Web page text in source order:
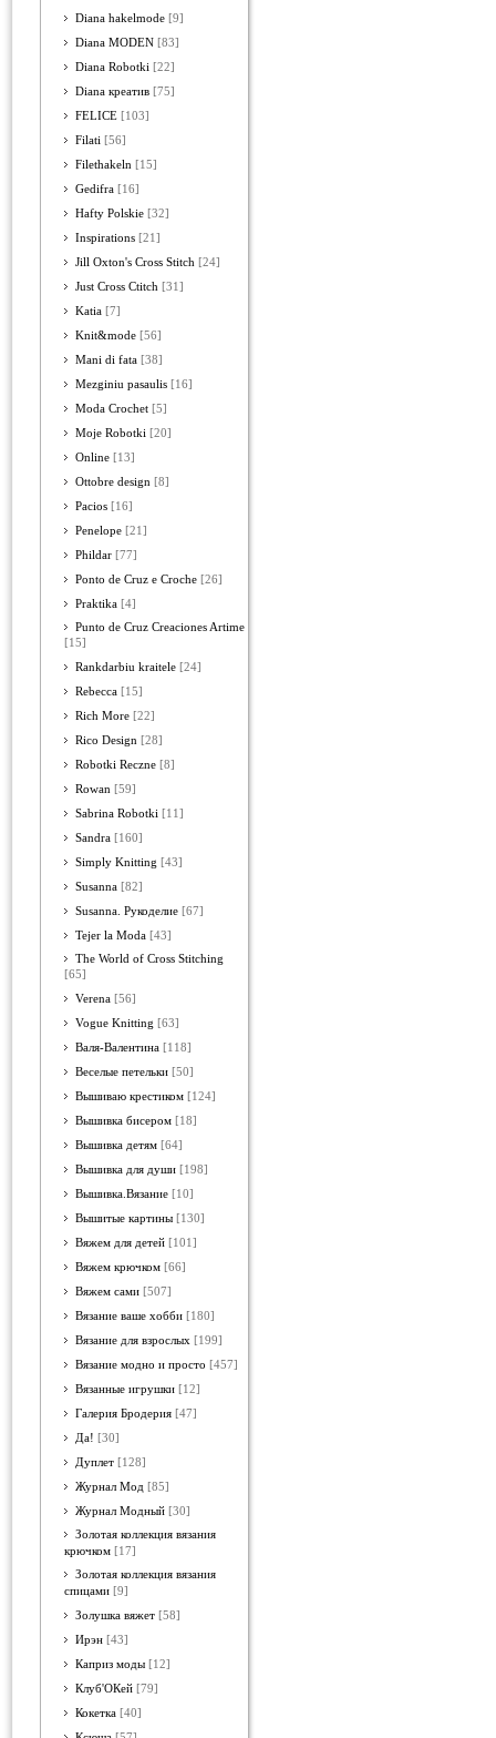
Diana hakelmode [9]
Diana MODEN [83]
Diana Robotki [22]
Diana креатив [75]
FELICE [103]
Filati [56]
Filethakeln [15]
Gedifra [16]
Hafty Polskie [32]
Inspirations [21]
Jill Oxton's Cross Stitch [24]
Just Cross Ctitch [31]
Katia [7]
Knit&mode [56]
Mani di fata [38]
Mezginiu pasaulis [16]
Moda Crochet [5]
Moje Robotki [20]
Online [13]
Ottobre design [8]
Pacios [16]
Penelope [21]
Phildar [77]
Ponto de Cruz e Croche [26]
Praktika [4]
Punto de Cruz Creaciones Artime
[15]
Rankdarbiu kraitele [24]
Rebecca [15]
Rich More [22]
Rico Design [28]
Robotki Reczne [8]
Rowan [59]
Sabrina Robotki [11]
Sandra [160]
Simply Knitting [43]
Susanna [82]
Susanna. Рукоделие [67]
Tejer la Moda [43]
The World of Cross Stitching
[65]
Verena [56]
Vogue Knitting [63]
Валя-Валентина [118]
Веселые петельки [50]
Вышиваю крестиком [124]
Вышивка бисером [18]
Вышивка детям [64]
Вышивка для души [198]
Вышивка.Вязание [10]
Вышитые картины [130]
Вяжем для детей [101]
Вяжем крючком [66]
Вяжем сами [507]
Вязание ваше хобби [180]
Вязание для взрослых [199]
Вязание модно и просто [457]
Вязанные игрушки [12]
Галерия Бродерия [47]
Да! [30]
Дуплет [128]
Журнал Мод [85]
Журнал Модный [30]
Золотая коллекция вязания
крючком [17]
Золотая коллекция вязания
спицами [9]
Золушка вяжет [58]
Ирэн [43]
Каприз моды [12]
Клуб'ОКей [79]
Кокетка [40]